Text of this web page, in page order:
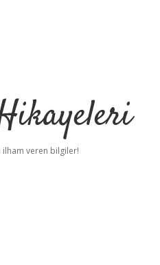
ilham veren bilgiler!